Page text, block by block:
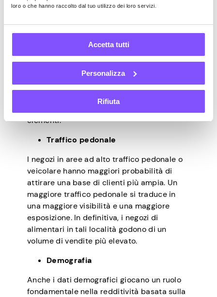
loro o che hanno raccolto dal tuo utilizzo dei loro servizi.
Accetta tutti
Personalizza
Rifiuta
sulla redditività di un
negozio di alimentari?
La posizione è un fattore essenziale che
influisce notevolmente sulla redditività di
un negozio. Quando si valuta il modo in cui
la posizione crea o distrugge un negozio di
elementi:
Traffico pedonale
I negozi in aree ad alto traffico pedonale o
veicolare hanno maggiori probabilità di
attirare una base di clienti più ampia. Un
maggiore traffico pedonale si traduce in
una maggiore visibilità e una maggiore
esposizione. In definitiva, i negozi di
alimentari in tali località godono di un
volume di vendite più elevato.
Demografia
Anche i dati demografici giocano un ruolo
fondamentale nella redditività basata sulla